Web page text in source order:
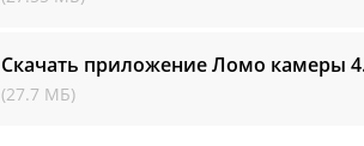
Скачать приложение Ломо камеры
(27.7 МБ)